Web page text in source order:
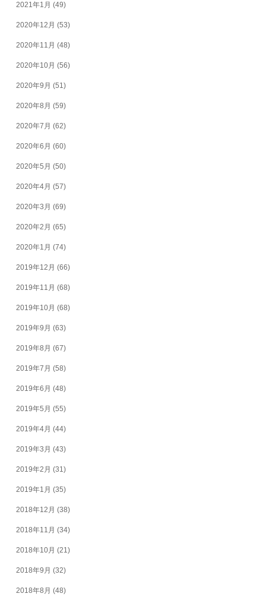
2021年1月 (49)
2020年12月 (53)
2020年11月 (48)
2020年10月 (56)
2020年9月 (51)
2020年8月 (59)
2020年7月 (62)
2020年6月 (60)
2020年5月 (50)
2020年4月 (57)
2020年3月 (69)
2020年2月 (65)
2020年1月 (74)
2019年12月 (66)
2019年11月 (68)
2019年10月 (68)
2019年9月 (63)
2019年8月 (67)
2019年7月 (58)
2019年6月 (48)
2019年5月 (55)
2019年4月 (44)
2019年3月 (43)
2019年2月 (31)
2019年1月 (35)
2018年12月 (38)
2018年11月 (34)
2018年10月 (21)
2018年9月 (32)
2018年8月 (48)